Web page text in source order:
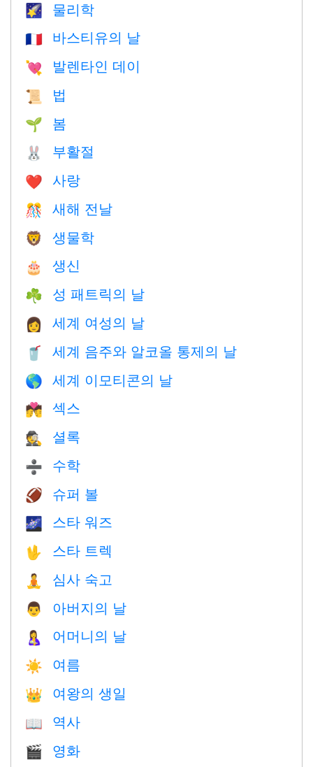
🌠 물리학
🇫🇷 바스티유의 날
💘 발렌타인 데이
📜 법
🌱 봄
🐰 부활절
❤️️ 사랑
🎊 새해 전날
🦁 생물학
🎂 생신
☘️ 성 패트릭의 날
👩 세계 여성의 날
🥤 세계 음주와 알코올 통제의 날
🌎 세계 이모티콘의 날
💏 섹스
🕵️ 셜록
➗ 수학
🏈 슈퍼 볼
🌌 스타 워즈
🖖 스타 트렉
🧘 심사 숙고
👨 아버지의 날
🤱 어머니의 날
☀️ 여름
👑 여왕의 생일
📖 역사
🎬 영화